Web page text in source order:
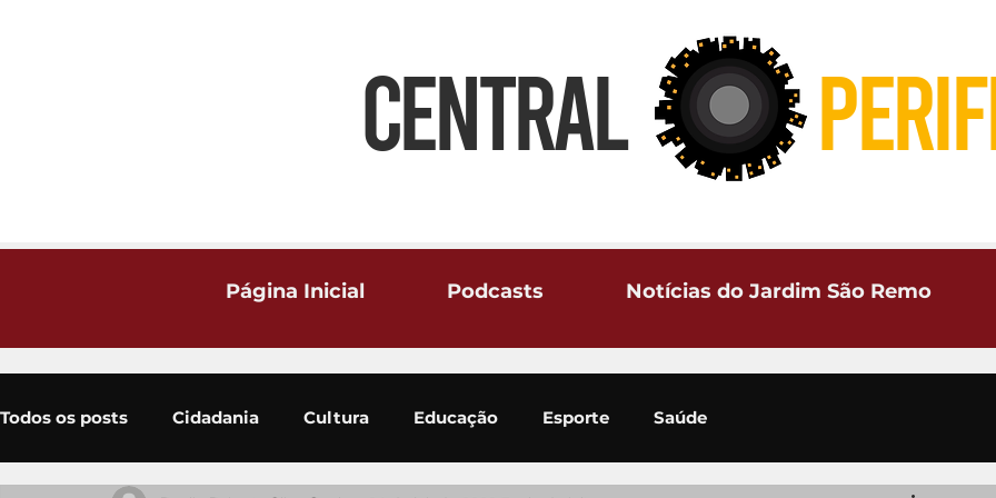
CENTRAL
Página Inicial Podcasts Notícias do Jardim São Remo
Todos os posts Cidadania Cultura Educação Esporte Saúde